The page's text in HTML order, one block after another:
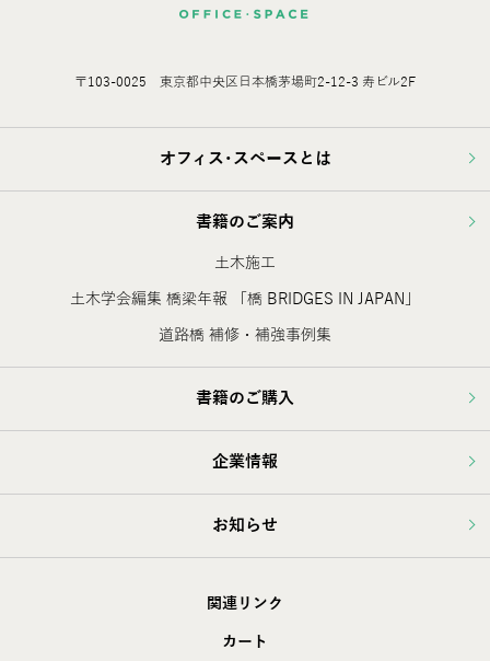
〒103-0025 東京都中央区日本橋茅場町2-12-3 寿ビル2F
オフィス･スペースとは
書籍のご案内
土木施工
土木学会編集 橋梁年報 「橋 BRIDGES IN JAPAN」
道路橋 補修・補強事例集
書籍のご購入
企業情報
お知らせ
関連リンク
カート